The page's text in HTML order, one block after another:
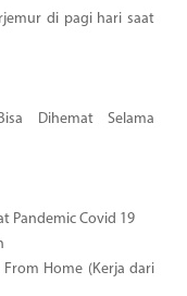
di pagi hari saat
Dihemat Selama
Pandemic Covid 19
Home (Kerja dari